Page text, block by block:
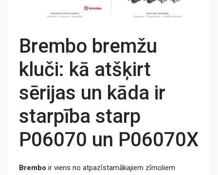
Brembo bremžu
kluči: kā atšķirt
sērijas un kāda ir
starpība starp
P06070 un P06070X
Brembo ir viens no atpazīstamākajiem zīmoliem